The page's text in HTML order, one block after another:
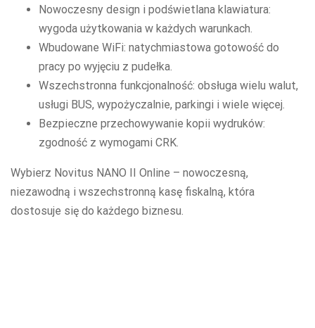
Nowoczesny design i podświetlana klawiatura:
wygoda użytkowania w każdych warunkach.
Wbudowane WiFi: natychmiastowa gotowość do
pracy po wyjęciu z pudełka.
Wszechstronna funkcjonalność: obsługa wielu walut,
usługi BUS, wypożyczalnie, parkingi i wiele więcej.
Bezpieczne przechowywanie kopii wydruków:
zgodność z wymogami CRK.
Wybierz Novitus NANO II Online – nowoczesną,
niezawodną i wszechstronną kasę fiskalną, która
dostosuje się do każdego biznesu.